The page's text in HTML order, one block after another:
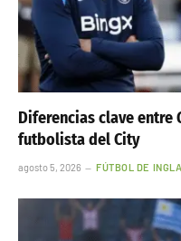
Diferencias clave entre
futbolista del City
agosto 5, 2026 FÚTBOL DE